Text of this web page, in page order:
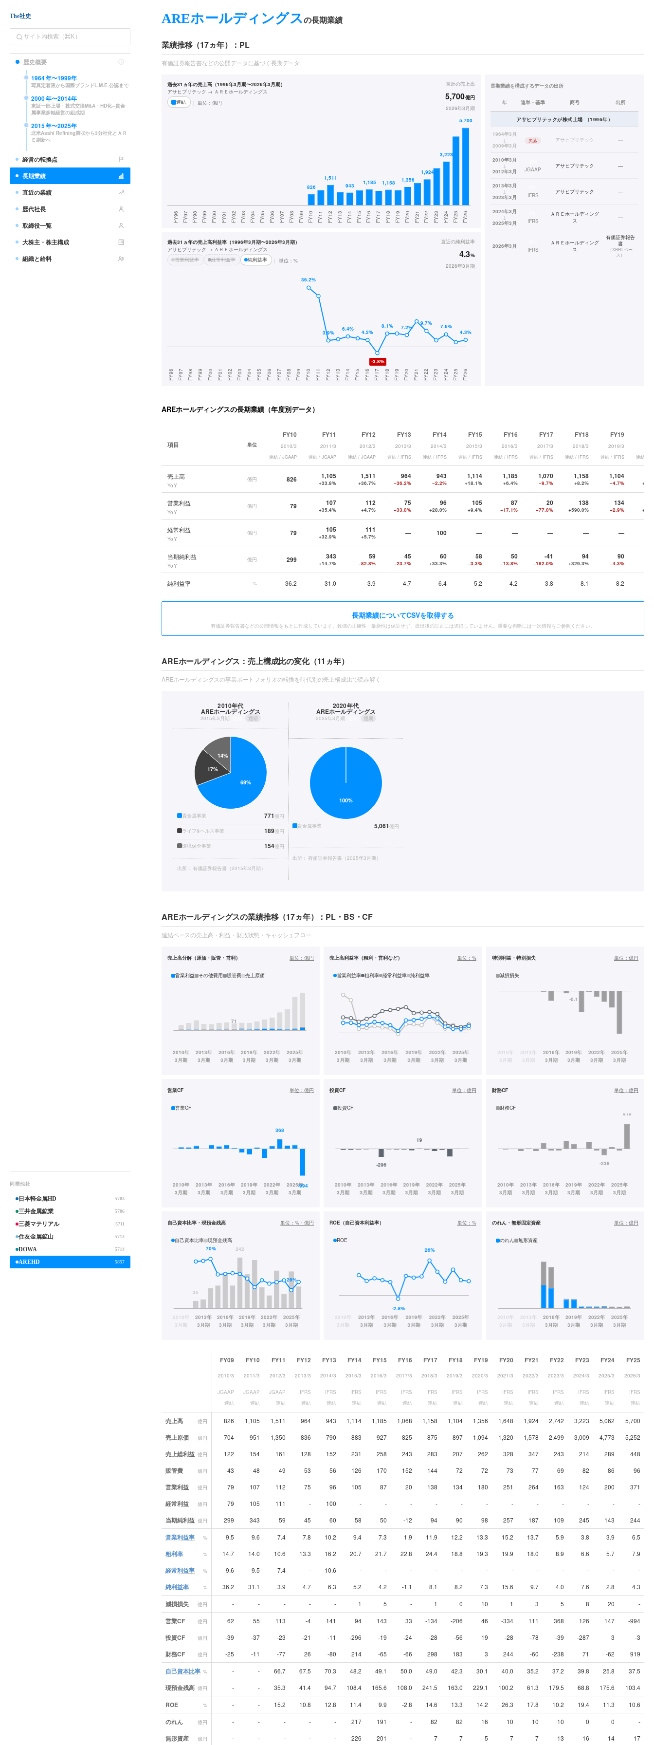
The社史
歴史概要
1964年〜1999年
写真定着液から国際ブランドL.M.E.公認まで
2000年〜2014年
東証一部上場・株式交換M&A・HD化─貴金
属事業多軸経営の組成期
2015年〜2025年
北米Asahi Refining買収から3分社化とＡＲ
Ｅ刷新へ
経営の転換点
長期業績
直近の業績
歴代社長
取締役一覧
大株主・株主構成
組織と給料
同業他社
日本軽金属HD 5703
三井金属鉱業 5706
三菱マテリアル 5711
住友金属鉱山 5713
DOWA 5714
AREHD 5857
AREホールディングスの長期業績
業績推移（17ヵ年）：PL
有価証券報告書などの公開データに基づく長期データ
過去31ヵ年の売上高（1996年3月期〜2026年3月期）
アサヒプリテック → ＡＲＥホールディングス
連結
単位： 億円
直近の売上高
5,700億円
2026年3月期
過去31ヵ年の売上高利益率（1996年3月期〜2026年3月期）
アサヒプリテック → ＡＲＥホールディングス
営業利益率
経常利益率 純利益率 単位：%
直近の純利益率
4.3%
2026年3月期
長期業績を構成するデータの出所
年 連単・基準 商号 出所
アサヒプリテックが株式上場 （1996年）
1964年3月
↓
2009年3月
欠落 アサヒプリテック —
2010年3月
↓
2012年3月
JGAAP
アサヒプリテック —
2013年3月
↓
2023年3月
IFRS
アサヒプリテック —
2024年3月
↓
2025年3月
IFRS
ＡＲＥホールディング
ス
—
2026年3月
IFRS
ＡＲＥホールディング
ス
有価証券報告
書
（XBRLベー
ス）
AREホールディングスの長期業績（年度別データ）
項目 単位
FY10
2010/3
連結 / JGAAP
FY11
2011/3
連結 / JGAAP
FY12
2012/3
連結 / JGAAP
FY13
2013/3
連結 / IFRS
FY14
2014/3
連結 / IFRS
FY15
2015/3
連結 / IFRS
FY16
2016/3
連結 / IFRS
FY17
2017/3
連結 / IFRS
FY18
2018/3
連結 / IFRS
FY19
2019/3
連結 / IFRS 連結 /
売上高
YoY
億円 826 1,105
+33.8%
1,511
+36.7%
964
−36.2%
943
−2.2%
1,114
+18.1%
1,185
+6.4%
1,070
−9.7%
1,158
+8.2%
1,104
−4.7%
営業利益
YoY
億円 79 107
+35.4%
112
+4.7%
75
−33.0%
96
+28.0%
105
+9.4%
87
−17.1%
20
−77.0%
138
+590.0%
134
−2.9%
経常利益
YoY
億円 79 105
+32.9%
111
+5.7% — 100 — — — — —
当期純利益
YoY
億円 299 343
+14.7%
59
−82.8%
45
−23.7%
60
+33.3%
58
−3.3%
50
−13.8%
-41
−182.0%
94
+329.3%
90
−4.3%
純利益率 % 36.2 31.0 3.9 4.7 6.4 5.2 4.2 -3.8 8.1 8.2
長期業績についてCSVを取得する
有価証券報告書などの公開情報をもとに作成しています。数値の正確性・最新性は保証せず、提出後の訂正には追従していません。重要な判断には一次情報をご参照ください。
AREホールディングス：売上構成比の変化（11ヵ年）
AREホールディングスの事業ポートフォリオの転換を時代別の売上構成比で読み解く
2010年代
AREホールディングス
2015年3月期 通期
貴金属事業 771億円
ライフ&ヘルス事業 189億円
環境保全事業 154億円
出所： 有価証券報告書（2015年3月期）
2020年代
AREホールディングス
2025年3月期 通期
貴金属事業 5,061億円
出所： 有価証券報告書（2025年3月期）
AREホールディングスの業績推移（17ヵ年）：PL・BS・CF
連結ベースの売上高・利益・財政状態・キャッシュフロー
売上高分解（原価・販管・営利） 単位：億円
営業利益 その他費用 販管費 売上原価
売上高利益率（粗利・営利など） 単位： %
営業利益率 粗利率 経常利益率 純利益率
特別利益・特別損失 単位： 億円
減損損失
営業CF 単位：億円
営業CF
投資CF 単位： 億円
投資CF
財務CF 単位： 億円
財務CF
自己資本比率・現預金残高 単位：%・億円
自己資本比率 現預金残高
ROE（自己資本利益率） 単位： %
ROE
のれん・無形固定資産 単位： 億円
のれん 無形資産
業績データ一覧
FY09 FY10 FY11 FY12 FY13 FY14 FY15 FY16 FY17 FY18 FY19 FY20 FY21 FY22 FY23 FY24 FY25
2010/3 2011/3 2012/3 2013/3 2014/3 2015/3 2016/3 2017/3 2018/3 2019/3 2020/3 2021/3 2022/3 2023/3 2024/3 2025/3 2026/3
JGAAP
連結
JGAAP
連結
JGAAP
連結
IFRS
連結
IFRS
連結
IFRS
連結
IFRS
連結
IFRS
連結
IFRS
連結
IFRS
連結
IFRS
連結
IFRS
連結
IFRS
連結
IFRS
連結
IFRS
連結
IFRS
連結
IFRS
連結
売上高 億円 826 1,105 1,511 964 943 1,114 1,185 1,068 1,158 1,104 1,356 1,648 1,924 2,742 3,223 5,062 5,700
売上原価 億円 704 951 1,350 836 790 883 927 825 875 897 1,094 1,320 1,578 2,499 3,009 4,773 5,252
売上総利益 億円 122 154 161 128 152 231 258 243 283 207 262 328 347 243 214 289 448
販管費 億円 43 48 49 53 56 126 170 152 144 72 72 73 77 69 82 86 96
営業利益 億円 79 107 112 75 96 105 87 20 138 134 180 251 264 163 124 200 371
経常利益 億円 79 105 111 - 100 - - - - - - - - - - - -
当期純利益 億円 299 343 59 45 60 58 50 -12 94 90 98 257 187 109 245 143 244
営業利益率 % 9.5 9.6 7.4 7.8 10.2 9.4 7.3 1.9 11.9 12.2 13.3 15.2 13.7 5.9 3.8 3.9 6.5
粗利率 % 14.7 14.0 10.6 13.3 16.2 20.7 21.7 22.8 24.4 18.8 19.3 19.9 18.0 8.9 6.6 5.7 7.9
経常利益率 % 9.6 9.5 7.4 - 10.6 - - - - - - - - - - - -
純利益率 % 36.2 31.1 3.9 4.7 6.3 5.2 4.2 -1.1 8.1 8.2 7.3 15.6 9.7 4.0 7.6 2.8 4.3
減損損失 億円 - - - - - 1 5 - 1 0 10 1 3 5 8 20 -
営業CF 億円 62 55 113 -4 141 94 143 33 -134 -206 46 -334 111 368 126 147 -994
投資CF 億円 -39 -37 -23 -21 -11 -296 -19 -24 -28 -56 19 -28 -78 -39 -287 3 -3
財務CF 億円 -25 -11 -77 26 -80 214 -65 -66 298 183 3 244 -60 -238 71 -62 919
自己資本比率 % - - 66.7 67.5 70.3 48.2 49.1 50.0 49.0 42.3 30.1 40.0 35.2 37.2 39.8 25.8 37.5
現預金残高 億円 - - 35.3 41.4 94.7 108.4 165.6 108.0 241.5 163.0 229.1 100.2 61.3 179.5 68.8 175.6 103.4
ROE % - - 15.2 10.8 12.8 11.4 9.9 -2.8 14.6 13.3 14.2 26.3 17.8 10.2 19.4 11.3 10.6
のれん 億円 - - - - - 217 191 - 82 82 16 10 10 10 0 0 -
無形資産 億円 - - - - - 226 201 - 7 7 5 7 7 13 16 14 17